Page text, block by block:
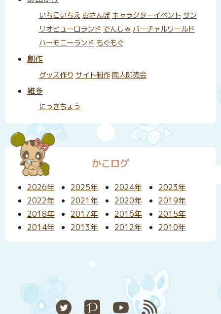
いちごいちえ おさんぽ キャラクターイベント サン
リオピューロランド でんしゃ バーチャルワールド
ハーモニーランド もぐもぐ
創作
グッズ作り サイト制作 同人即売会
雑多
にっきちょう
かこログ
2026年 2025年 2024年
2023年
2022年
2021年 2020年
2019年
2018年
2017年 2016年
2015年
2014年
2013年 2012年 2010年
Pixiv YouTube
RSS